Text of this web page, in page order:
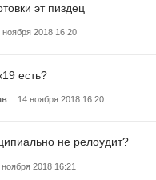
эт пиздец
ноября 2018 16:20
есть?
14 ноября 2018 16:20
не релоудит?
ноября 2018 16:21